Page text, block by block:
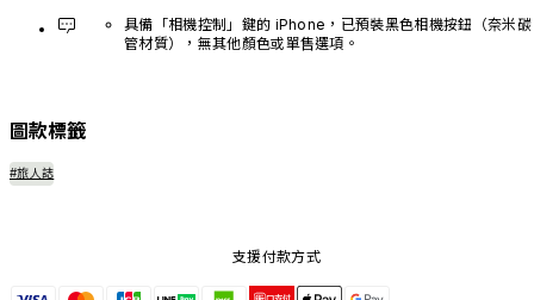
具備「相機控制」鍵的 iPhone，已預裝黑色相機按鈕（奈米碳
管材質），無其他顏色或單售選項。
圖款標籤
#旅人誌
支援付款方式